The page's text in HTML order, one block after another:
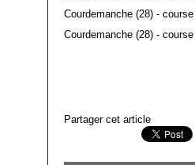
Courdemanche (28) -
Courdemanche (28) -
Partager cet article